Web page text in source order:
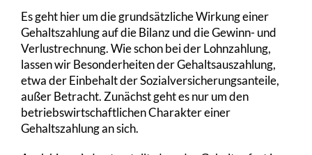
Es geht hier um die grundsätzliche Wirkung einer
Gehaltszahlung auf die Bilanz und die Gewinn- und
Verlustrechnung. Wie schon bei der Lohnzahlung,
lassen wir Besonderheiten der Gehaltsauszahlung,
etwa der Einbehalt der Sozialversicherungsanteile,
außer Betracht. Zunächst geht es nur um den
betriebswirtschaftlichen Charakter einer
Gehaltszahlung an sich.